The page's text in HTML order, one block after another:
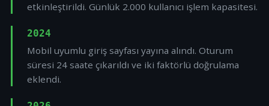
etkinleştirildi. Günlük 2.000 kullanıcı işlem kapasitesi.
2024
Mobil uyumlu giriş sayfası yayına alındı. Oturum
süresi 24 saate çıkarıldı ve iki faktörlü doğrulama
eklendi.